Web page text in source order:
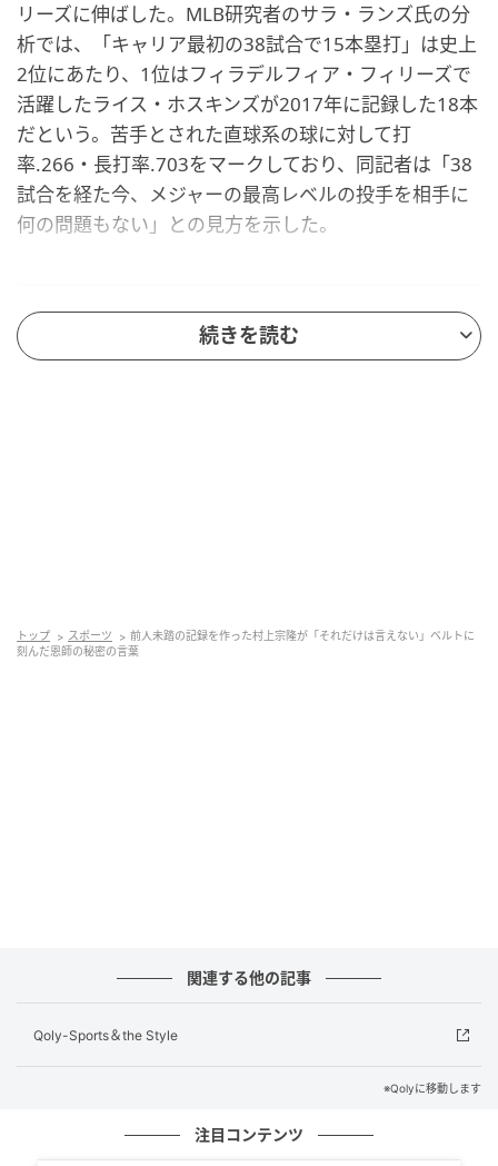
リーズに伸ばした。MLB研究者のサラ・ランズ氏の分
析では、「キャリア最初の38試合で15本塁打」は史上
2位にあたり、1位はフィラデルフィア・フィリーズで
活躍したライス・ホスキンズが2017年に記録した18本
だという。苦手とされた直球系の球に対して打
率.266・長打率.703をマークしており、同記者は「38
試合を経た今、メジャーの最高レベルの投手を相手に
何の問題もない」との見方を示した。
「毎日集中できるよう刻んでいる」——でも、
その言葉だけは秘密だ
しい中でも成功を掴める——そういう内容だ」と明か
ンプ大統領、W杯の高額チケットに苦言
の記事をもっとみる
続きを読む
トップ スポーツ
前人未踏の記録を作った村上宗隆が「それだけは言えない」ベルトに
刻んだ恩師の秘密の言葉
関連する他の記事
Qoly-Sports＆the Style
※Qolyに移動します
注目コンテンツ